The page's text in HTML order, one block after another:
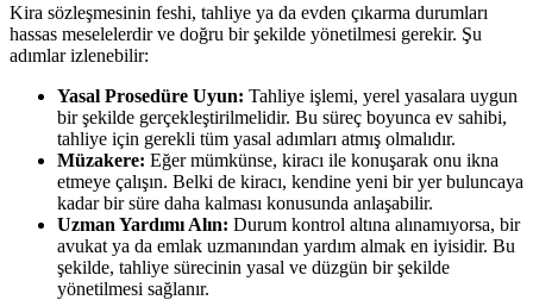
Kira sözleşmesinin feshi, tahliye ya da evden çıkarma durumları
hassas meselelerdir ve doğru bir şekilde yönetilmesi gerekir. Şu
adımlar izlenebilir:
Yasal Prosedüre Uyun: Tahliye işlemi, yerel yasalara uygun
bir şekilde gerçekleştirilmelidir. Bu süreç boyunca ev sahibi,
tahliye için gerekli tüm yasal adımları atmış olmalıdır.
Müzakere: Eğer mümkünse, kiracı ile konuşarak onu ikna
etmeye çalışın. Belki de kiracı, kendine yeni bir yer buluncaya
kadar bir süre daha kalması konusunda anlaşabilir.
Uzman Yardımı Alın: Durum kontrol altına alınamıyorsa, bir
avukat ya da emlak uzmanından yardım almak en iyisidir. Bu
şekilde, tahliye sürecinin yasal ve düzgün bir şekilde
yönetilmesi sağlanır.